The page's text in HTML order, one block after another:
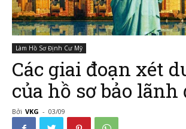
–
Làm Hồ Sơ Định Cư Mỹ
Các giai đoạn xét
của hồ sơ bảo
Bởi VKG - 03/09